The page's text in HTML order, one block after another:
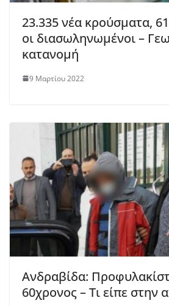
23.335 νέα κρούσματα,
οι διασωληνωμένοι –
κατανομή
9 Μαρτίου 2022
Ανδραβίδα:
60χρονος – Τι είπε στην